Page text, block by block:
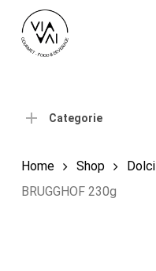
Carrello
Categorie
Home Shop Dolci
BRUGGHOF 230g